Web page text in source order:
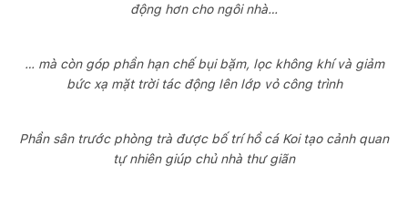
động hơn cho ngôi nhà…
… mà còn góp phần hạn chế bụi bặm, lọc không khí và giảm
bức xạ mặt trời tác động lên lớp vỏ công trình
Phần sân trước phòng trà được bố trí hồ cá Koi tạo cảnh quan
tự nhiên giúp chủ nhà thư giãn